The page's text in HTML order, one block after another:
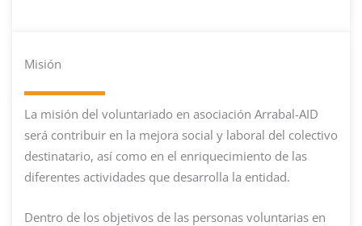
Misión
La misión del voluntariado en asociación Arrabal-AID
será contribuir en la mejora social y laboral del colectivo
destinatario, así como en el enriquecimiento de las
diferentes actividades que desarrolla la entidad.
Dentro de los objetivos de las personas voluntarias en